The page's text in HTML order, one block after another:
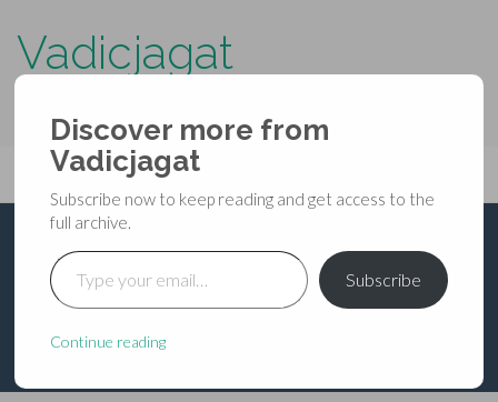
Vadicjagat
Primary
Menu
content
Vadicjagat
पितृ-यज्ञः वार्षिक श्राद्ध
Discover more from
Vadicjagat
Subscribe now to keep reading and get access to the
full archive.
Type your email…
Subscribe
Continue reading